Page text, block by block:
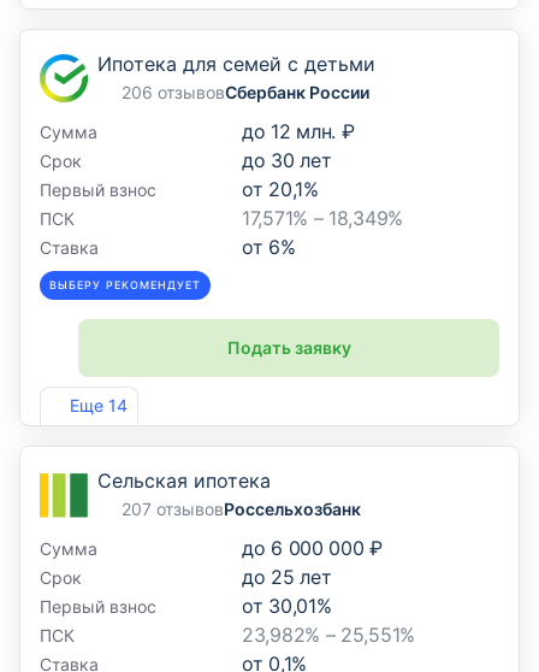
Еще 14
Ипотека для семей с детьми
206 отзывовСбербанк России
Сумма
до 12 млн. ₽
Срок до 30 лет
Первый взнос от 20,1%
ПСК 17,571% – 18,349%
Ставка от 6%
ВЫБЕРУ РЕКОМЕНДУЕТ
Подать заявку
Лиц. №1481
Сельская ипотека
207 отзывовРоссельхозбанк
Сумма
до 6 000 000 ₽
Срок до 25 лет
Первый взнос от 30,01%
ПСК 23,982% – 25,551%
Ставка от 0,1%